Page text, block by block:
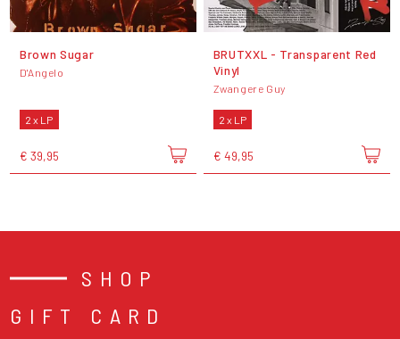
Brown Sugar
D'Angelo
2 x LP
€ 39,95
BRUTXXL - Transparent Red
Vinyl
Zwangere Guy
2 x LP
€ 49,95
SHOP
GIFT CARD